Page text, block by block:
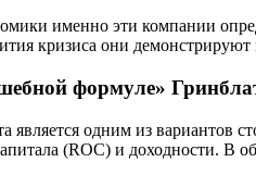
именно эти компании
кризиса они
формуле»
является одним из вариантов
(ROC) и доходности.